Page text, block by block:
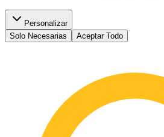
Personalizar
Solo Necesarias
Aceptar Todo